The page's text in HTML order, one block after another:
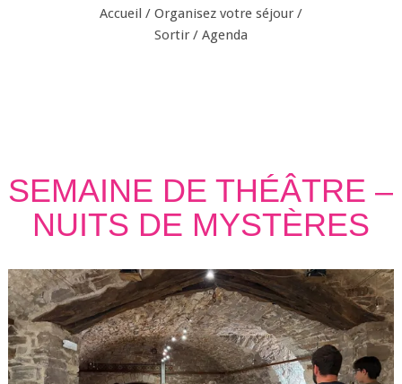
Accueil / Organisez votre séjour /
Sortir / Agenda
SEMAINE DE THÉÂTRE –
NUITS DE MYSTÈRES